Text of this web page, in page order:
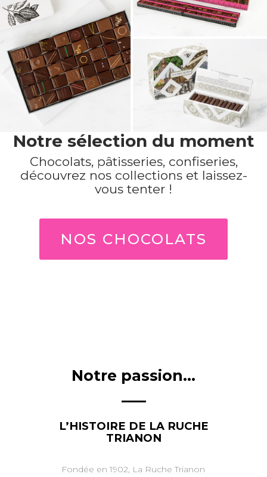
Notre sélection du moment
Chocolats, pâtisseries, confiseries,
découvrez nos collections et laissez-
vous tenter !
NOS CHOCOLATS
Notre passion...
L’HISTOIRE DE LA RUCHE
TRIANON
Fondée en 1902, La Ruche Trianon